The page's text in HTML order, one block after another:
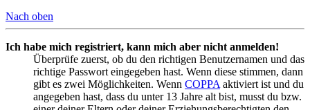
Nach oben
Ich habe mich registriert, kann mich aber nicht anmelden!
Überprüfe zuerst, ob du den richtigen Benutzernamen und das
richtige Passwort eingegeben hast. Wenn diese stimmen, dann
gibt es zwei Möglichkeiten. Wenn COPPA aktiviert ist und du
angegeben hast, dass du unter 13 Jahre alt bist, musst du bzw.